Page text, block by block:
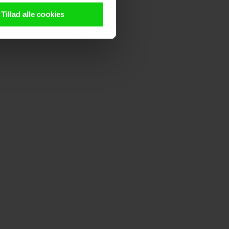
tilgår oplysninger på din
lave
valg anvendes på
Tillad alle cookies